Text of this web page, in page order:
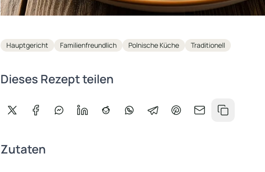
Tags
Hauptgericht Familienfreundlich Polnische Küche Traditionell
Dieses Rezept teilen
Auf X teilenAuf Facebook teilen
Auf Messenger teilen
Auf LinkedIn teilen
Auf Reddit teilen
Auf WhatsApp teilen
Auf Telegram teilen
Auf Pinterest teilen
Per E-Mail teilen
Link kopieren
Zutaten